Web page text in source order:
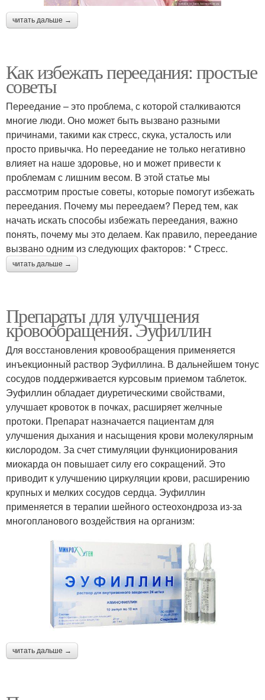
читать дальше →
Как избежать переедания: простые
советы
Переедание – это проблема, с которой сталкиваются
многие люди. Оно может быть вызвано разными
причинами, такими как стресс, скука, усталость или
просто привычка. Но переедание не только негативно
влияет на наше здоровье, но и может привести к
проблемам с лишним весом. В этой статье мы
рассмотрим простые советы, которые помогут избежать
переедания. Почему мы переедаем? Перед тем, как
начать искать способы избежать переедания, важно
понять, почему мы это делаем. Как правило, переедание
вызвано одним из следующих факторов: * Стресс.
читать дальше →
Препараты для улучшения
кровообращения. Эуфиллин
Для восстановления кровообращения применяется
инъекционный раствор Эуфиллина. В дальнейшем тонус
сосудов поддерживается курсовым приемом таблеток.
Эуфиллин обладает диуретическими свойствами,
улучшает кровоток в почках, расширяет желчные
протоки. Препарат назначается пациентам для
улучшения дыхания и насыщения крови молекулярным
кислородом. За счет стимуляции функционирования
миокарда он повышает силу его сокращений. Это
приводит к улучшению циркуляции крови, расширению
крупных и мелких сосудов сердца. Эуфиллин
применяется в терапии шейного остеохондроза из-за
многопланового воздействия на организм:
читать дальше →